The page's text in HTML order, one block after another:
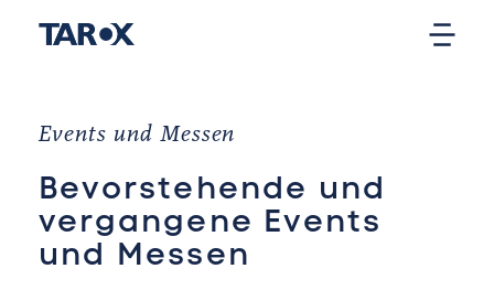
Events und Messen
Bevorstehende und
vergangene Events
und Messen